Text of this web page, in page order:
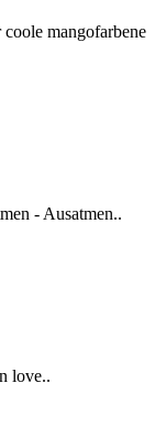
mangofarbene
- Ausatmen..
love..